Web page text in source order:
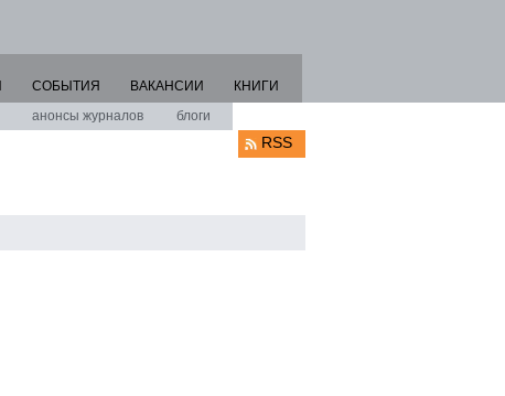
анонсы журналов блоги
СОБЫТИЯ ВАКАНСИИ КНИГИ
RSS